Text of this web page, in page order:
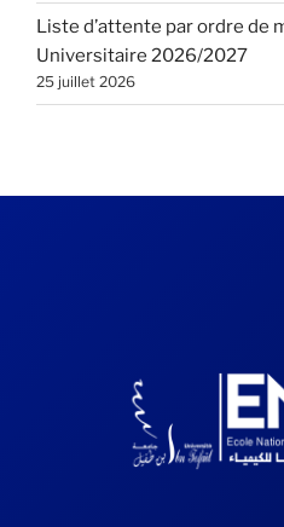
Liste d’attente par ordre de
Universitaire 2026/2027
25 juillet 2026